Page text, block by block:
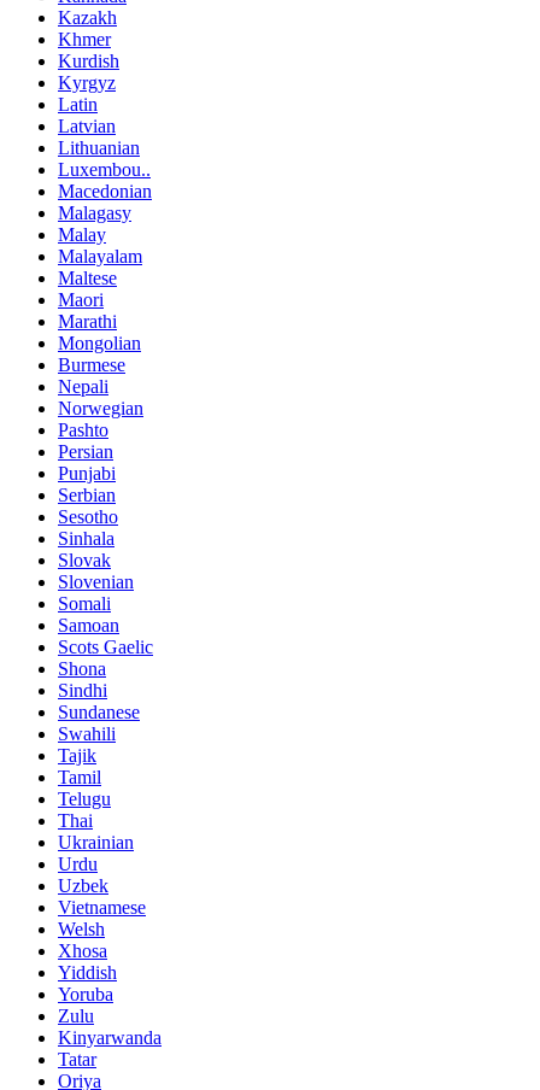
Kazakh
Khmer
Kurdish
Kyrgyz
Latin
Latvian
Lithuanian
Luxembou..
Macedonian
Malagasy
Malay
Malayalam
Maltese
Maori
Marathi
Mongolian
Burmese
Nepali
Norwegian
Pashto
Persian
Punjabi
Serbian
Sesotho
Sinhala
Slovak
Slovenian
Somali
Samoan
Scots Gaelic
Shona
Sindhi
Sundanese
Swahili
Tajik
Tamil
Telugu
Thai
Ukrainian
Urdu
Uzbek
Vietnamese
Welsh
Xhosa
Yiddish
Yoruba
Zulu
Kinyarwanda
Tatar
Oriya